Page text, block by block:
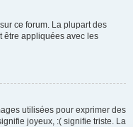
ce forum. La plupart des
être appliquées avec les
utilisées pour exprimer des
joyeux, :( signifie triste. La